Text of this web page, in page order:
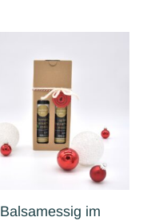
Balsamessig im